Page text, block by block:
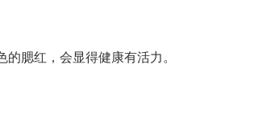
腮红，会显得健康有活力。